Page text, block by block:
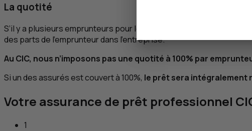
La quotité
S’il y a plusieurs emprunteurs pour le prêt, il est possible de
des parts de l’emprunteur dans l’entreprise.
Au CIC, nous n’imposons pas une quotité à 100% par
Si un des assurés est couvert à 100%, le prêt sera intégralement
Votre assurance de prêt professionnel
1